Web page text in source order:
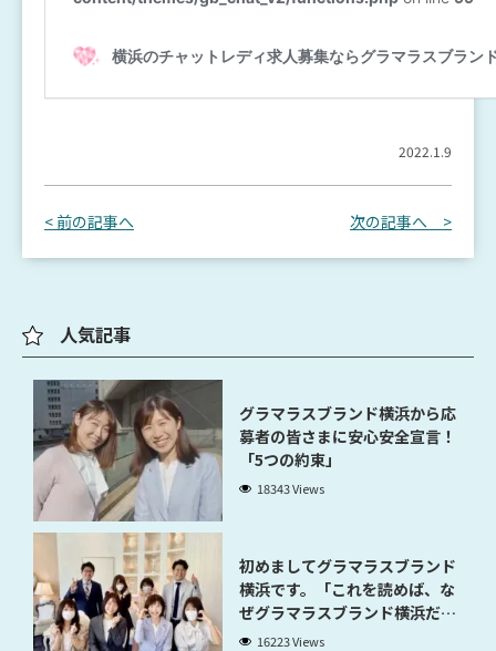
2022.1.9
< 前の記事へ 次の記事へ >
人気記事
グラマラスブランド横浜から応
募者の皆さまに安心安全宣言！
「5つの約束」
18343 Views
初めましてグラマラスブランド
横浜です。「これを読めば、な
ぜグラマラスブランド横浜だと
稼げるのかが分かります」
16223 Views